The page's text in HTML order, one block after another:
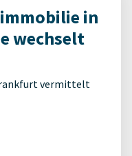
in
wechselt
vermittelt